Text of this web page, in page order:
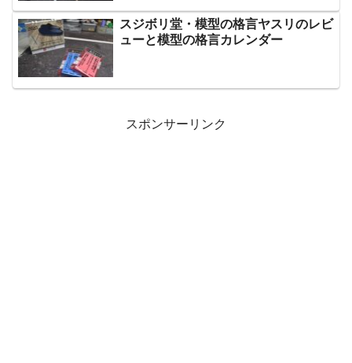
スジボリ堂・模型の格言ヤスリのレビ
ューと模型の格言カレンダー
スポンサーリンク